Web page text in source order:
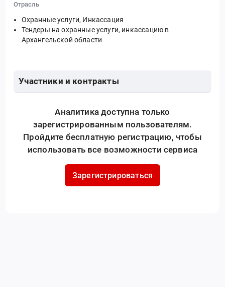
Отрасль
Охранные услуги, Инкассация
Тендеры на охранные услуги, инкассацию в
Архангельской области
Участники и контракты
Аналитика доступна только
зарегистрированным пользователям.
Пройдите бесплатную регистрацию, чтобы
использовать все возможности сервиса
Зарегистрироваться